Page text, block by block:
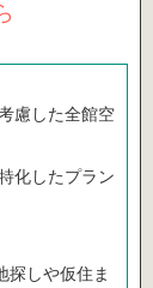
慮した全館空
化したプラン
探しや仮住ま